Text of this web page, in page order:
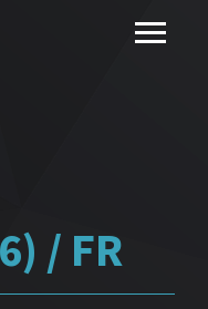
/ FR